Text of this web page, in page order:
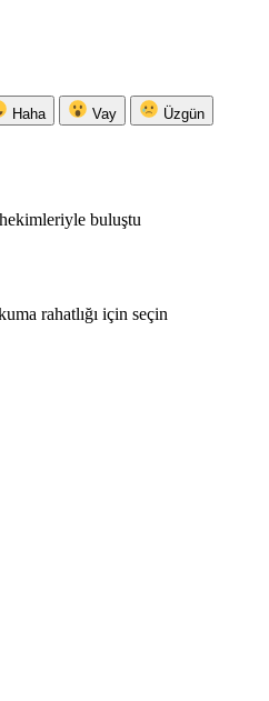
Haha Vay Üzgün
buluştu
rahatlığı için seçin